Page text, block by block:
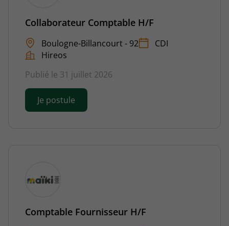
Collaborateur Comptable H/F
Boulogne-Billancourt - 92
CDI
Hireos
Publié le 31 juillet 2026
Je postule
Comptable Fournisseur H/F